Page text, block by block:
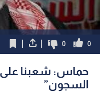
0
0
حماس: شعبنا
السجون”